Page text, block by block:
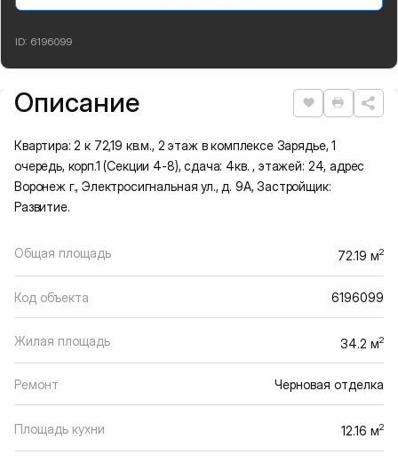
ID: 6196099
Подробная информация
Описание Нравится
Квартира: 2 к 72,19 кв.м., 2 этаж в комплексе Зарядье, 1
очередь, корп.1 (Секции 4-8), сдача: 4кв. , этажей: 24, адрес
Воронеж г., Электросигнальная ул., д. 9А, Застройщик:
Развитие.
Общая площадь 72.19 м2
Код объекта 6196099
Жилая площадь 34.2 м2
Ремонт Черновая отделка
Площадь кухни 12.16 м2